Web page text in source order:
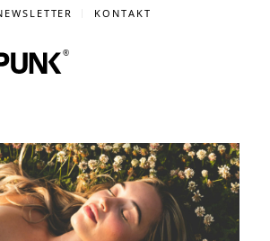
KONTAKT